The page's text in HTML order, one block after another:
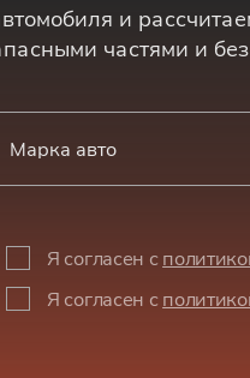
и
частями и
Марка авто
Я согласен с
Я согласен с